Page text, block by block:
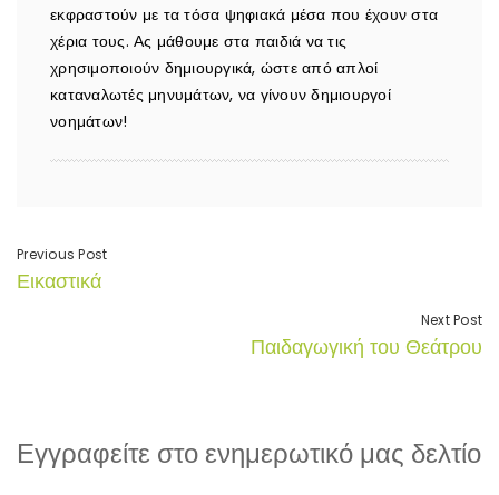
εκφραστούν με τα τόσα ψηφιακά μέσα που έχουν στα
χέρια τους. Ας μάθουμε στα παιδιά να τις
χρησιμοποιούν δημιουργικά, ώστε από απλοί
καταναλωτές μηνυμάτων, να γίνουν δημιουργοί
νοημάτων!
Previous Post
Εικαστικά
Next Post
Παιδαγωγική του Θεάτρου
Εγγραφείτε στο ενημερωτικό μας δελτίο